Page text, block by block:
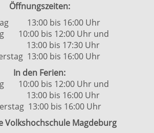
Öffnungszeiten:
13:00 bis 16:00 Uhr
10:00 bis 12:00 Uhr und
bis 17:30 Uhr
13:00 bis 16:00 Uhr
In den Ferien:
10:00 bis 12:00 Uhr und
bis 16:00 Uhr
13:00 bis 16:00 Uhr
Volkshochschule Magdeburg